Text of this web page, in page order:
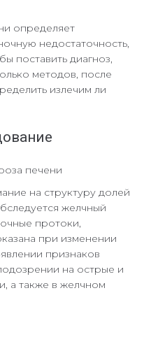
определяет
недостаточность,
поставить диагноз,
методов, после
излечим ли
на структуру долей
желчный
протоки,
при изменении
признаков
на острые и
а также в желчном